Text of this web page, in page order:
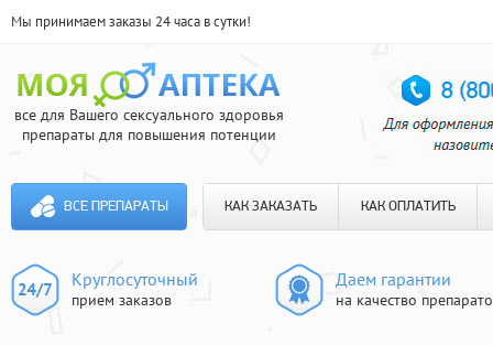
Мы принимаем заказы 24 часа в сутки!
все для Вашего сексуального здоровья
препараты для повышения потенции
ВСЕ ПРЕПАРАТЫ КАК ЗАКАЗАТЬ КАК ОПЛАТИТЬ
Круглосуточный
прием заказов
Даем гарантии
на качество